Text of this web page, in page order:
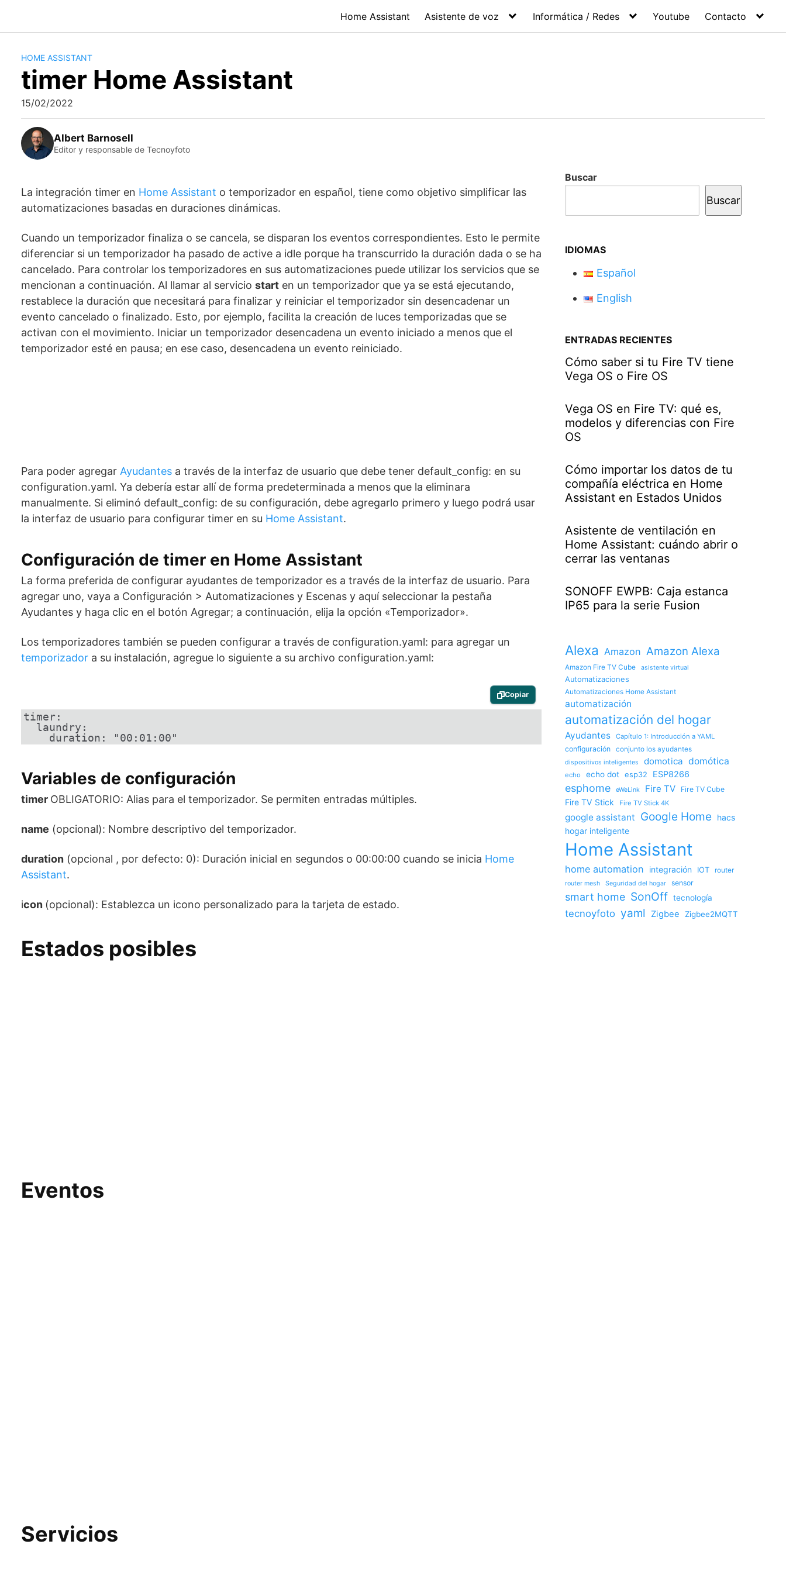
contenido
Home Assistant Asistente de voz Informática / Redes Youtube Contacto
HOME ASSISTANT
timer Home Assistant
15/02/2022
Albert Barnosell
Editor y responsable de Tecnoyfoto
La integración timer en Home Assistant o temporizador en español, tiene como objetivo simplificar las
automatizaciones basadas en duraciones dinámicas.
Cuando un temporizador finaliza o se cancela, se disparan los eventos correspondientes. Esto le permite
diferenciar si un temporizador ha pasado de active a idle porque ha transcurrido la duración dada o se ha
cancelado. Para controlar los temporizadores en sus automatizaciones puede utilizar los servicios que se
mencionan a continuación. Al llamar al servicio start en un temporizador que ya se está ejecutando,
restablece la duración que necesitará para finalizar y reiniciar el temporizador sin desencadenar un
evento cancelado o finalizado. Esto, por ejemplo, facilita la creación de luces temporizadas que se
activan con el movimiento. Iniciar un temporizador desencadena un evento iniciado a menos que el
temporizador esté en pausa; en ese caso, desencadena un evento reiniciado.
Para poder agregar Ayudantes a través de la interfaz de usuario que debe tener default_config: en su
configuration.yaml. Ya debería estar allí de forma predeterminada a menos que la eliminara
manualmente. Si eliminó default_config: de su configuración, debe agregarlo primero y luego podrá usar
la interfaz de usuario para configurar timer en su Home Assistant.
Configuración de timer en Home Assistant
La forma preferida de configurar ayudantes de temporizador es a través de la interfaz de usuario. Para
agregar uno, vaya a Configuración > Automatizaciones y Escenas y aquí seleccionar la pestaña
Ayudantes y haga clic en el botón Agregar; a continuación, elija la opción «Temporizador».
Los temporizadores también se pueden configurar a través de configuration.yaml: para agregar un
temporizador a su instalación, agregue lo siguiente a su archivo configuration.yaml:
Copiar
timer:
    duration: "00:01:00"
Variables de configuración
timer OBLIGATORIO: Alias ​​para el temporizador. Se permiten entradas múltiples.
name (opcional): Nombre descriptivo del temporizador.
duration (opcional , por defecto: 0): Duración inicial en segundos o 00:00:00 cuando se inicia Home
Assistant.
icon (opcional): Establezca un icono personalizado para la tarjeta de estado.
Estados posibles
Eventos
Servicios
Buscar
Buscar
IDIOMAS
Español
English
ENTRADAS RECIENTES
Cómo saber si tu Fire TV tiene
Vega OS o Fire OS
Vega OS en Fire TV: qué es,
modelos y diferencias con Fire
OS
Cómo importar los datos de tu
compañía eléctrica en Home
Assistant en Estados Unidos
Asistente de ventilación en
Home Assistant: cuándo abrir o
cerrar las ventanas
SONOFF EWPB: Caja estanca
IP65 para la serie Fusion
Alexa Amazon Amazon Alexa
Amazon Fire TV Cube asistente virtual
Automatizaciones
Automatizaciones Home Assistant
automatización
automatización del hogar
Ayudantes Capítulo 1: Introducción a YAML
configuración conjunto los ayudantes
dispositivos inteligentes domotica domótica
echo echo dot esp32 ESP8266
esphome eWeLink Fire TV Fire TV Cube
Fire TV Stick Fire TV Stick 4K
google assistant Google Home hacs
hogar inteligente
Home Assistant
home automation integración IOT router
router mesh Seguridad del hogar sensor
smart home SonOff tecnología
tecnoyfoto yaml Zigbee Zigbee2MQTT